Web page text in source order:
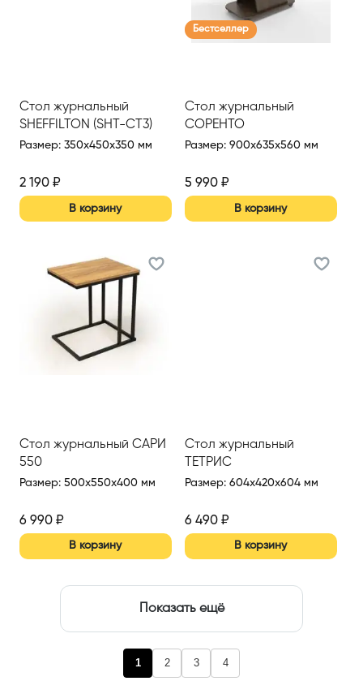
Стол журнальный
SHEFFILTON (SHT-CT3)
Размер: 350x450x350 мм
2 190 ₽
В корзину
Бестселлер
Стол журнальный
СОРЕНТО
Размер: 900x635x560 мм
5 990₽
В корзину
Стол журнальный САРИ
550
Размер: 500x550x400 мм
6 990 ₽
В корзину
Стол журнальный
ТЕТРИС
Размер: 604x420x604 мм
6 490₽
В корзину
Показать ещё
1 2 3 4